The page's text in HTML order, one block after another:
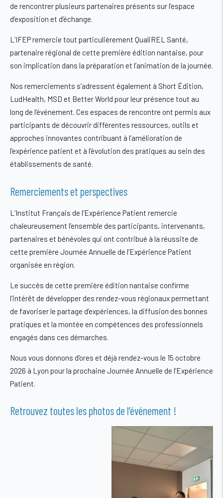
de rencontrer plusieurs partenaires présents sur l’espace
d’exposition et d’échange.
L’IFEP remercie tout particulièrement QualiREL Santé,
partenaire régional de cette première édition nantaise, pour
son implication dans la préparation et l’animation de la journée.
Nos remerciements s’adressent également à Short Édition,
LudHealth, MSD et Better World pour leur présence tout au
long de l’événement. Ces espaces de rencontre ont permis aux
participants de découvrir différentes ressources, outils et
approches innovantes contribuant à l’amélioration de
l’expérience patient et à l’évolution des pratiques au sein des
établissements de santé.
Remerciements et perspectives
L’Institut Français de l’Expérience Patient remercie
chaleureusement l’ensemble des participants, intervenants,
partenaires et bénévoles qui ont contribué à la réussite de
cette première Journée Annuelle de l’Expérience Patient
organisée en région.
Le succès de cette première édition nantaise confirme
l’intérêt de développer des rendez-vous régionaux permettant
de favoriser le partage d’expériences, la diffusion des bonnes
pratiques et la montée en compétences des professionnels
engagés dans ces démarches.
Nous vous donnons d’ores et déjà rendez-vous le 15 octobre
2026 à Lyon pour la prochaine Journée Annuelle de l’Expérience
Patient.
Retrouvez toutes les photos de l’événement !